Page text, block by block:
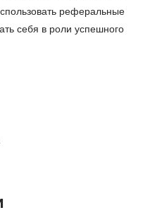
реферальные
себя в роли успешного